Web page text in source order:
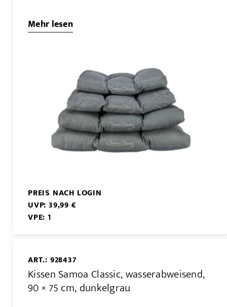
Mehr lesen
PREIS NACH LOGIN
UVP: 39,99 €
VPE: 1
ART.: 928437
Kissen Samoa Classic, wasserabweisend,
90 × 75 cm, dunkelgrau